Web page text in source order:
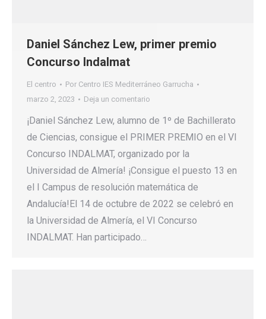
Daniel Sánchez Lew, primer premio
Concurso Indalmat
El centro Por Centro IES Mediterráneo Garrucha
marzo 2, 2023
Deja un comentario
¡Daniel Sánchez Lew, alumno de 1º de Bachillerato
de Ciencias, consigue el PRIMER PREMIO en el VI
Concurso INDALMAT, organizado por la
Universidad de Almería! ¡Consigue el puesto 13 en
el I Campus de resolución matemática de
Andalucía!El 14 de octubre de 2022 se celebró en
la Universidad de Almería, el VI Concurso
INDALMAT. Han participado…